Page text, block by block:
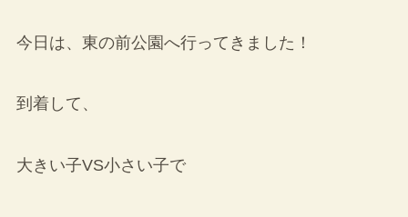
今日は、東の前公園へ行ってきました！
到着して、
大きい子VS小さい子で